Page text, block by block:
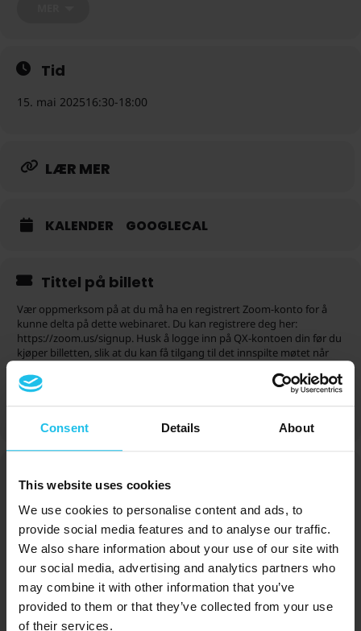
Consent Details About
This website uses cookies
We use cookies to personalise content and ads, to
provide social media features and to analyse our traffic.
We also share information about your use of our site with
our social media, advertising and analytics partners who
may combine it with other information that you’ve
provided to them or that they’ve collected from your use
of their services.
Tid
15. mai 202516:30-18:00
LÆR MER
KALENDER GOOGLECAL
Tittel på billett
Vær oppmerksom på at du må ha en registrert Zoom-konto for å
kunne delta på dette webinaret. Du kan registrere deg her:
https://zoom.us/signup. Husk å logge inn på QX-kontoen din før du
kjøper billetten, slik at du kan få tilgang til det innspilte møtet når
stoppe 30 minutter før planlagt start.
Billetter er ikke lenger tilgjengelige for salg til dette arrangementet!
arrangementet
Dr. Eiwa Marquart